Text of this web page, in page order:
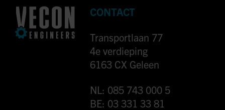
CONTACT
Transportlaan 77
4e verdieping
6163 CX Geleen
NL: 085 743 000 5
BE: 03 331 33 81